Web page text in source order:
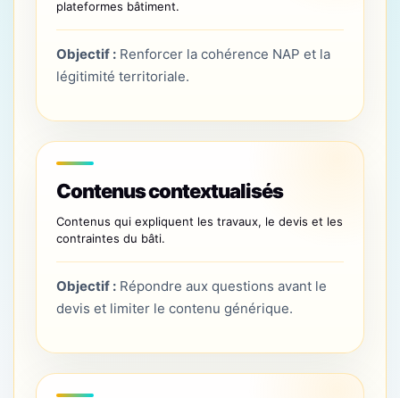
plateformes bâtiment.
Objectif : Renforcer la cohérence NAP et la
légitimité territoriale.
Contenus contextualisés
Contenus qui expliquent les travaux, le devis et les
contraintes du bâti.
Objectif : Répondre aux questions avant le
devis et limiter le contenu générique.